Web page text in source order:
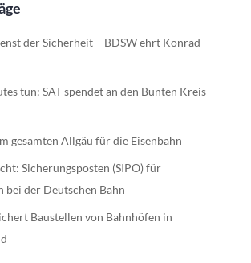
der Sicherheit – BDSW ehrt Konrad
tun: SAT spendet an den Bunten Kreis
gesamten Allgäu für die Eisenbahn
Sicherungsposten (SIPO) für
bei der Deutschen Bahn
Baustellen von Bahnhöfen in